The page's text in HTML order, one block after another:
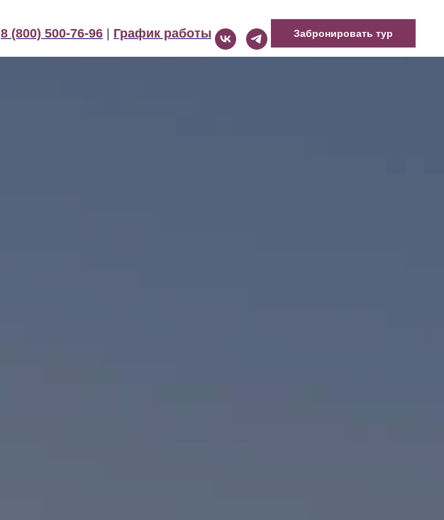
8 (800) 500-76-96 | График работы Забронировать тур